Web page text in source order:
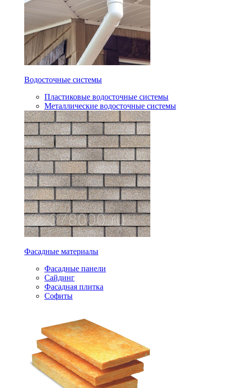
Водосточные системы
Пластиковые водосточные системы
Металлические водосточные системы
Фасадные материалы
Фасадные панели
Сайдинг
Фасадная плитка
Софиты